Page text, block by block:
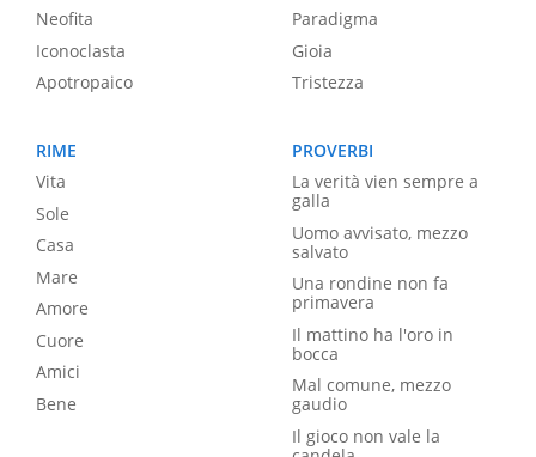
Neofita
Iconoclasta
Apotropaico
Paradigma
Gioia
Tristezza
RIME
Vita
Sole
Casa
Mare
Amore
Cuore
Amici
Bene
PROVERBI
La verità vien sempre a
galla
Uomo avvisato, mezzo
salvato
Una rondine non fa
primavera
Il mattino ha l'oro in
bocca
Mal comune, mezzo
gaudio
Il gioco non vale la